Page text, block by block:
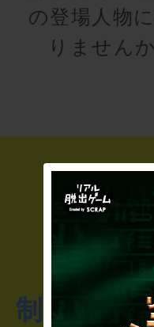
の登場人物
りませんか
制作のご